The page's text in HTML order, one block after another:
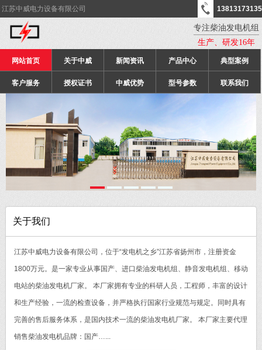
江苏中威电力设备有限公司 13813173135
专注柴油发电机组
生产、研发16年
网站首页 关于中威 新闻资讯 产品中心 典型案例
客户服务 授权证书 中威优势 型号参数 联系我们
关于我们
江苏中威电力设备有限公司，位于“发电机之乡”江苏省扬州市，注册资金
1800万元。是一家专业从事国产、进口柴油发电机组、静音发电机组、移动
电站的柴油发电机厂家。 本厂家拥有专业的科研人员，工程师，丰富的设计
和生产经验，一流的检查设备，并严格执行国家行业规范与规定。同时具有
完善的售后服务体系，是国内技术一流的柴油发电机厂家。 本厂家主要代理
销售柴油发电机品牌：国产…...